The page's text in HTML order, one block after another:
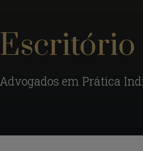
Advogados em Prática